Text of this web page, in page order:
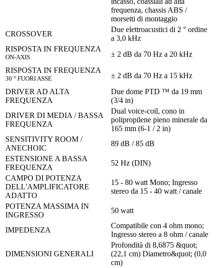
frequenza, chassis ABS /
morsetti di montaggio
CROSSOVER
Due elettroacustici di 2 ° ordine
a 3,0 kHz
RISPOSTA IN FREQUENZA
ON-AXIS
± 2 dB da 70 Hz a 20 kHz
RISPOSTA IN FREQUENZA
30 ° FUORI ASSE
± 2 dB da 70 Hz a 15 kHz
DRIVER AD ALTA
FREQUENZA
Due dome PTD ™ da 19 mm
(3/4 in)
DRIVER DI MEDIA / BASSA
FREQUENZA
Dual voice-coil, cono in
polipropilene pieno minerale da
165 mm (6-1 / 2 in)
SENSITIVITY ROOM /
ANECHOIC
89 dB / 85 dB
ESTENSIONE A BASSA
FREQUENZA
52 Hz (DIN)
CAMPO DI POTENZA
DELL'AMPLIFICATORE
ADATTO
15 - 80 watt Mono; Ingresso
stereo da 15 - 40 watt / canale
POTENZA MASSIMA IN
INGRESSO
50 watt
IMPEDENZA
Compatibile con 4 ohm mono;
Ingresso stereo a 8 ohm / canale
DIMENSIONI GENERALI
Profondità di 8,6875 &quot;
(22,1 cm) Diametro&quot; (0,0
cm)